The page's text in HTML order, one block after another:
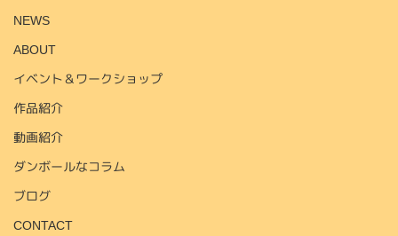
NEWS
ABOUT
イベント＆ワークショップ
作品紹介
動画紹介
ダンボールなコラム
ブログ
CONTACT